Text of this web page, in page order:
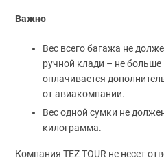
Важно
Вес всего багажа не
ручной клади – не больше
оплачивается
от авиакомпании.
Вес одной сумки не
килограмма.
Компания TEZ TOUR не несет